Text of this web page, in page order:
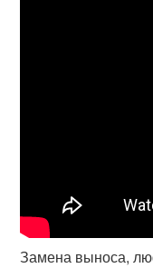
Замена выноса,